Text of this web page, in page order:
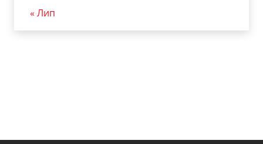
« Лип